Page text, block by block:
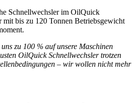
Schnellwechsler im OilQuick
mit bis zu 120 Tonnen Betriebsgewicht
zu 100 % auf unsere Maschinen
OilQuick Schnellwechsler trotzen
– wir wollen nicht mehr